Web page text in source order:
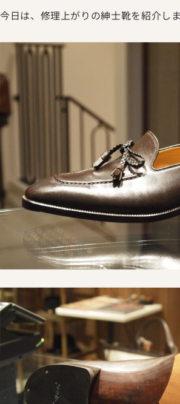
今日は、修理上がりの紳士靴を紹介しま